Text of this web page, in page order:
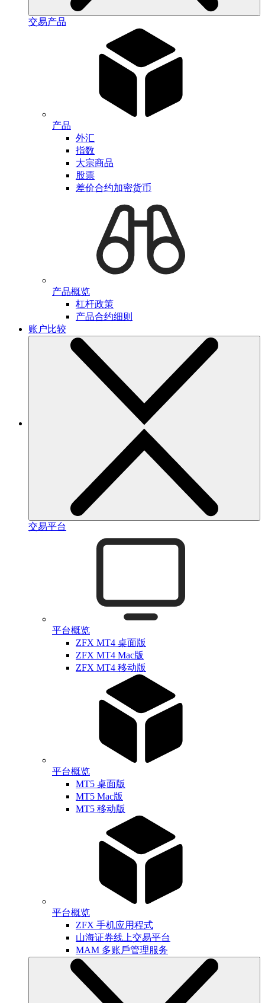
交易产品
产品
外汇
指数
大宗商品
股票
差价合约加密货币
产品概览
杠杆政策
产品合约细则
账户比较
交易平台
平台概览
ZFX MT4 桌面版
ZFX MT4 Mac版
ZFX MT4 移动版
平台概览
MT5 桌面版
MT5 Mac版
MT5 移动版
平台概览
ZFX 手机应用程式
山海证券线上交易平台
MAM 多账戶管理服务